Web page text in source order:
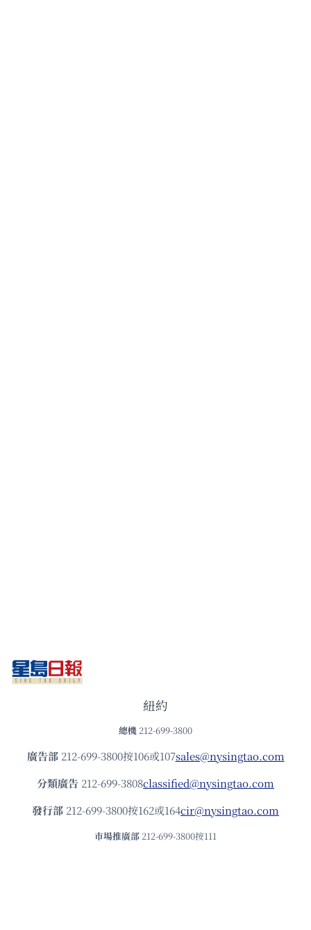
紐約
總機 212-699-3800
廣告部212-699-3800按106或107sales@nysingtao.com
分類廣告 212-699-3808classified@nysingtao.com
發⾏部 212-699-3800按162或164cir@nysingtao.com
市場推廣部 212-699-3800按111